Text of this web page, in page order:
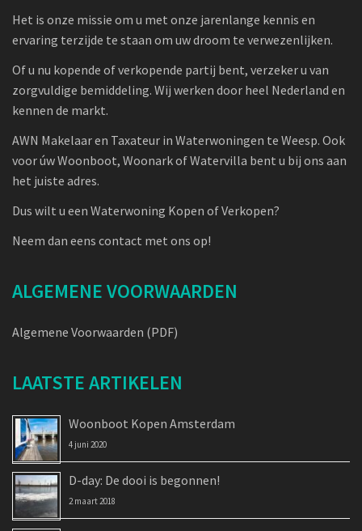
Het is onze missie om u met onze jarenlange kennis en
ervaring terzijde te staan om uw droom te verwezenlijken.
Of u nu kopende of verkopende partij bent, verzeker u van
zorgvuldige bemiddeling. Wij werken door heel Nederland en
kennen de markt.
AWN Makelaar en Taxateur in Waterwoningen te Weesp. Ook
voor úw Woonboot, Woonark of Watervilla bent u bij ons aan
het juiste adres.
Dus wilt u een Waterwoning Kopen of Verkopen?
Neem dan eens contact met ons op!
ALGEMENE VOORWAARDEN
Algemene Voorwaarden (PDF)
LAATSTE ARTIKELEN
Woonboot Kopen Amsterdam
4 juni 2020
D-day: De dooi is begonnen!
2 maart 2018